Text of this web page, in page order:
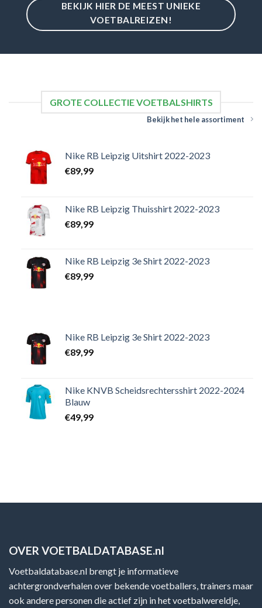
BEKIJK HIER DE MEEST UNIEKE
VOETBALREIZEN!
GROTE COLLECTIE VOETBALSHIRTS
Bekijk het hele assortiment
Nike RB Leipzig Uitshirt 2022-2023
€89,99
Nike RB Leipzig Thuisshirt 2022-2023
€89,99
Nike RB Leipzig 3e Shirt 2022-2023
€89,99
Nike RB Leipzig 3e Shirt 2022-2023
€89,99
Nike KNVB Scheidsrechtersshirt 2022-2024
Blauw
€49,99
OVER VOETBALDATABASE.nl
Voetbaldatabase.nl brengt je informatieve
achtergrondverhalen over bekende voetballers, trainers maar
ook andere personen die actief zijn in het voetbalwereldje,